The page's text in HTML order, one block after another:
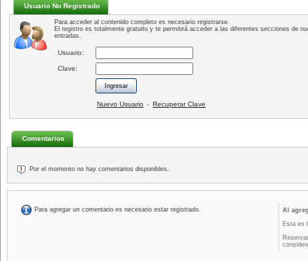
Usuario No Registrado
Para acceder al contenido completo es necesario registrarse.
El registro es totalmente gratuito y te permitirá acceder a las diferentes secciones de
entradas.
Usuario:
Clave:
Nuevo Usuario - Recuperar Clave
Comentarios
Por el momento no hay comentarios disponibles.
Para agregar un comentario es necesario estar registrado.
Al
Esta es